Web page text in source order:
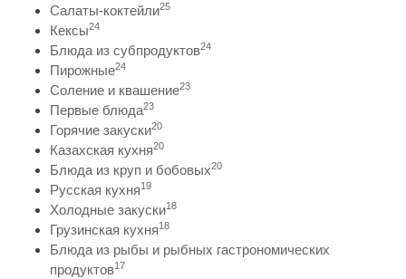
Салаты-коктейли25
Кексы24
Блюда из субпродуктов24
Пирожные24
Соление и квашение23
Первые блюда23
Горячие закуски20
Казахская кухня20
Блюда из круп и бобовых20
Русская кухня19
Холодные закуски18
Грузинская кухня18
Блюда из рыбы и рыбных гастрономических
продуктов17